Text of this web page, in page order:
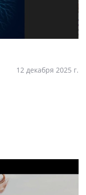
12 декабря 2025 г.